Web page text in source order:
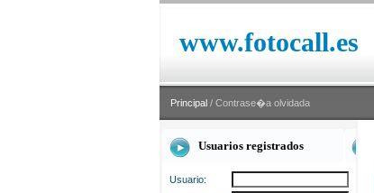
www.fotocall.es
Principal / Contrase�a olvidada
Usuarios registrados
Usuario: